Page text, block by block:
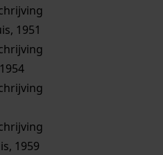
1951
1959